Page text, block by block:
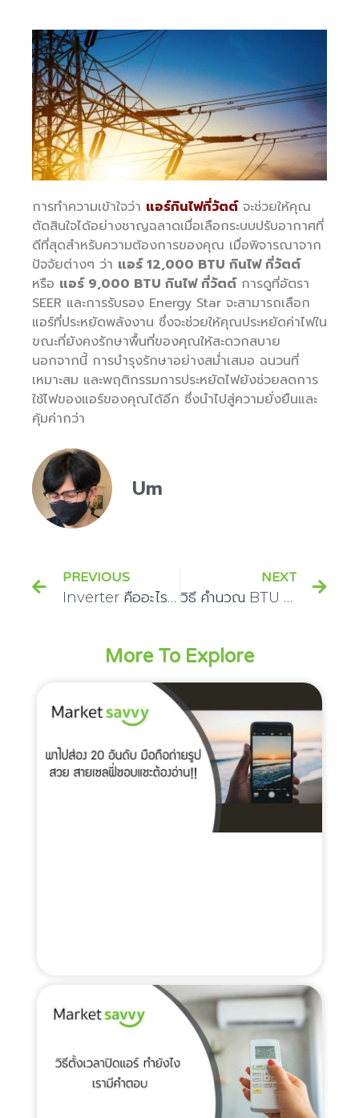
การทำความเข้าใจว่า แอร์กินไฟกี่วัตต์ จะช่วยให้คุณ
ตัดสินใจได้อย่างชาญฉลาดเมื่อเลือกระบบปรับอากาศที่
ดีที่สุดสำหรับความต้องการของคุณ เมื่อพิจารณาจาก
ปัจจัยต่างๆ ว่า แอร์ 12,000 BTU กินไฟ กี่วัตต์
หรือ แอร์ 9,000 BTU กินไฟ กี่วัตต์การดูที่อัตรา
SEER และการรับรอง Energy Star จะสามารถเลือก
แอร์ที่ประหยัดพลังงาน ซึ่งจะช่วยให้คุณประหยัดค่าไฟใน
ขณะที่ยังคงรักษาพื้นที่ของคุณให้สะดวกสบาย
นอกจากนี้ การบำรุงรักษาอย่างสม่ำเสมอ ฉนวนที่
เหมาะสม และพฤติกรรมการประหยัดไฟยังช่วยลดการ
ใช้ไฟของแอร์ของคุณได้อีก ซึ่งนำไปสู่ความยั่งยืนและ
คุ้มค่ากว่า
Um
PREVIOUS
Inverter คืออะไร ?
NEXT
วิธี คํานวณ BTU ง่ายๆ ให้เหมาะกับการติดแอร์ในทุกห้องของคุณ
More To Explore